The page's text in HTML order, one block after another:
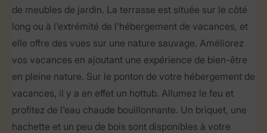
de meubles de jardin. La terrasse est située sur le côté
long ou à l'extrémité de l'hébergement de vacances, et
elle offre des vues sur une nature sauvage. Améliorez
vos vacances en ajoutant une expérience de bien-être
en pleine nature. Sur le ponton de votre hébergement de
vacances, il y a en effet un hottub. Allumez le feu et
profitez de l'eau chaude bouillonnante. Un briquet, une
hachette et un peu de bois sont disponibles à votre